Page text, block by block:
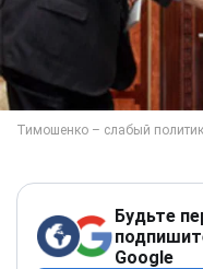
Будьте
Google